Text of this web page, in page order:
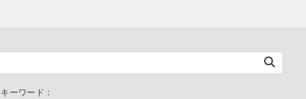
ーワード：